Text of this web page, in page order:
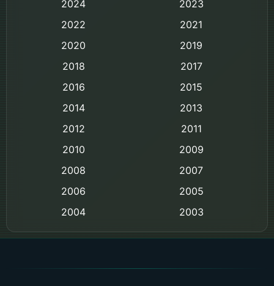
2024
2023
2022
2021
2020
2019
2018
2017
2016
2015
2014
2013
2012
2011
2010
2009
2008
2007
2006
2005
2004
2003
2002
2000